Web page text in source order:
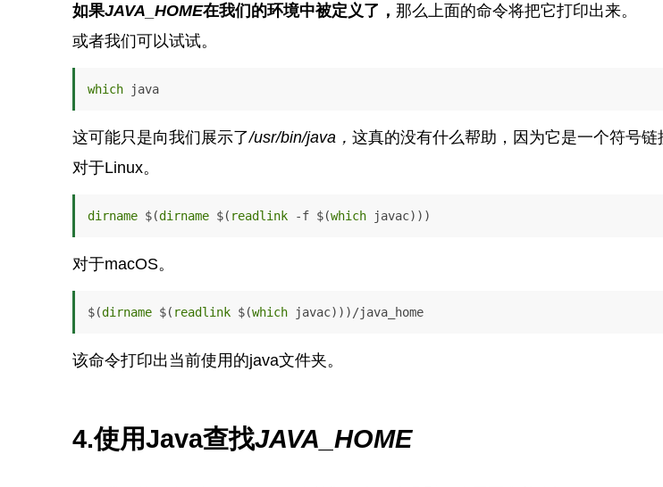
如果JAVA_HOME在我们的环境中被定义了， 那么上面的命令将把它打印出来。
或者我们可以试试。
which java
这可能只是向我们展示了/usr/bin/java， 这真的没有什么帮助，因为它是一个符号
对于Linux。
dirname $(dirname $( readlink -f $(which javac)))
对于macOS。
$(dirname $( readlink $(which javac)))/java_home
该命令打印出当前使用的java文件夹。
4.使用Java查找JAVA_HOME